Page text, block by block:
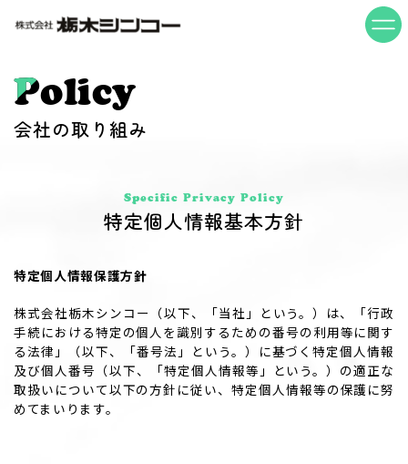
Policy
会社の取り組み
Specific Privacy Policy
特定個人情報基本方針
特定個人情報保護方針
株式会社栃木シンコー（以下、「当社」という。）は、「行政
手続における特定の個人を識別するための番号の利用等に関す
る法律」（以下、「番号法」という。）に基づく特定個人情報
及び個人番号（以下、「特定個人情報等」という。）の適正な
取扱いについて以下の方針に従い、特定個人情報等の保護に努
めてまいります。